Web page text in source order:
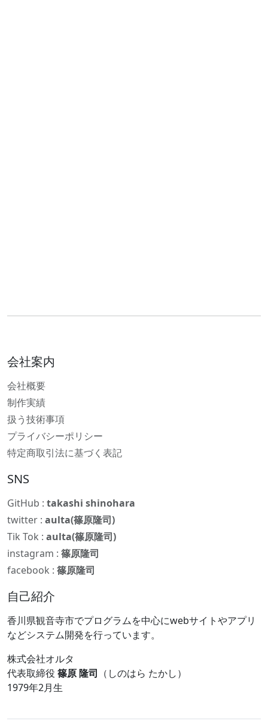
会社案内
会社概要
制作実績
扱う技術事項
プライバシーポリシー
特定商取引法に基づく表記
SNS
GitHub : takashi shinohara
twitter : aulta(篠原隆司)
Tik Tok : aulta(篠原隆司)
instagram : 篠原隆司
facebook : 篠原隆司
自己紹介
香川県観音寺市でプログラムを中心にwebサイトやアプリ
などシステム開発を行っています。
株式会社オルタ
代表取締役 篠原 隆司 （しのはら たかし）
1979年2月生